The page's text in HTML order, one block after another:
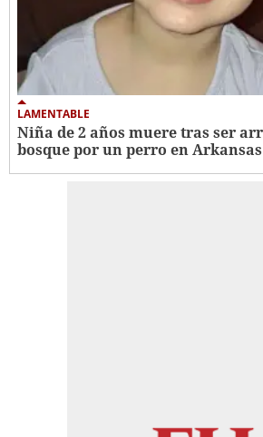
LAMENTABLE
Niña de 2 años muere tras ser
bosque por un perro en Arkansas